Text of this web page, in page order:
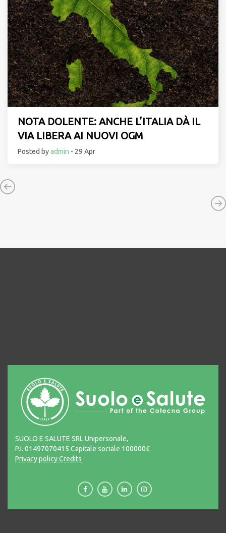
NOTA DOLENTE: ANCHE L’ITALIA DÀ IL
VIA LIBERA AI NUOVI OGM
Posted byadmin - 29 Apr
SUOLO E SALUTE SRL Unipersonale,
P.I. 01497070415 Capitale sociale 100000€
Privacy policyCredits